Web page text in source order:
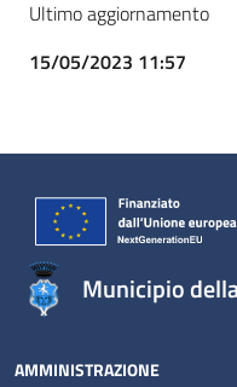
Ultimo aggiornamento
15/05/2023 11:57
Municipio
AMMINISTRAZIONE